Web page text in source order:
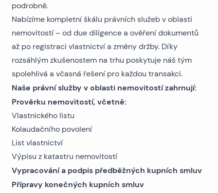
podrobně.
Nabízíme kompletní škálu právních služeb v oblasti
nemovitostí – od due diligence a ověření dokumentů
až po registraci vlastnictví a změny držby. Díky
rozsáhlým zkušenostem na trhu poskytuje náš tým
spolehlivá a včasná řešení pro každou transakci.
Naše právní služby v oblasti nemovitostí zahrnují:
Prověrku nemovitostí, včetně:
Vlastnického listu
Kolaudačního povolení
List vlastnictví
Výpisu z katastru nemovitostí
Vypracování a podpis předběžných kupních smluv
Přípravy konečných kupních smluv